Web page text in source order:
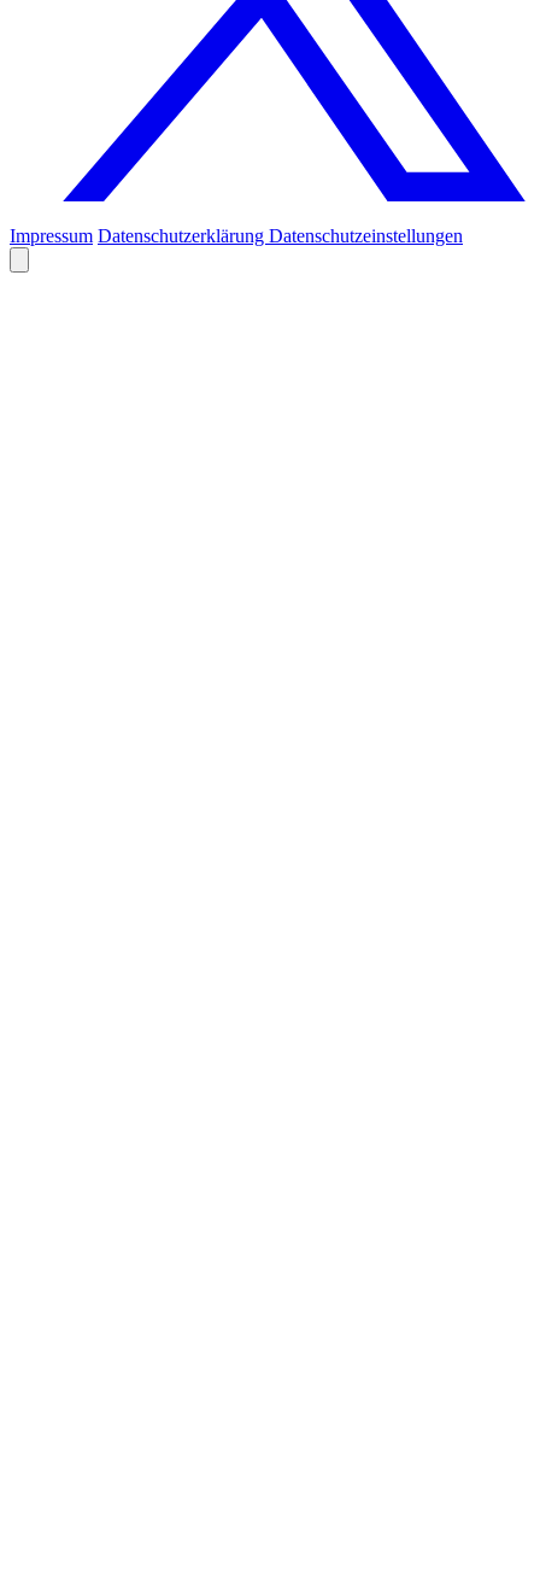
Impressum Datenschutzerklärung Datenschutzeinstellungen